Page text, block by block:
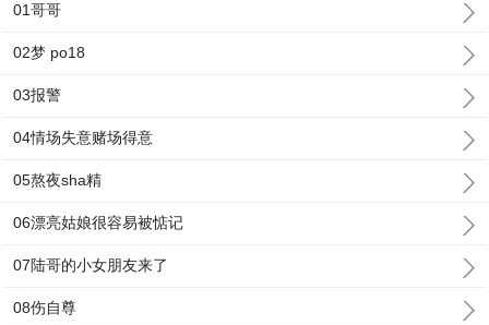
01哥哥
02梦 po18
03报警
04情场失意赌场得意
05熬夜sha精
06漂亮姑娘很容易被惦记
07陆哥的小女朋友来了
08伤自尊